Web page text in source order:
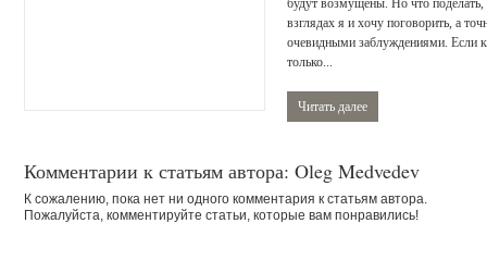
взглядах я и хочу поговорить, а
очевидными заблуждениями. Если
только...
Читать далее
Комментарии к статьям автора: Oleg Medvedev
К сожалению, пока нет ни одного комментария к статьям автора.
Пожалуйста, комментируйте статьи, которые вам понравились!